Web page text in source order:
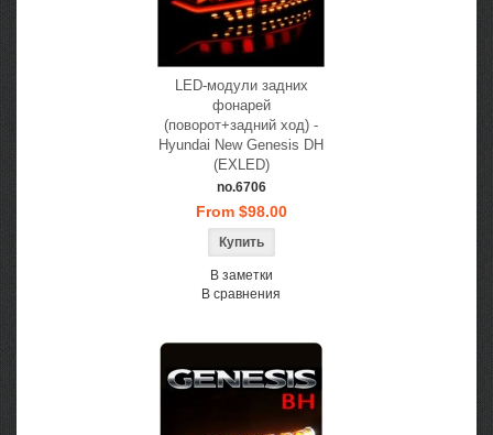
LED-модули задних
фонарей
(поворот+задний ход) -
Hyundai New Genesis DH
(EXLED)
no.6706
From $98.00
В заметки
В сравнения